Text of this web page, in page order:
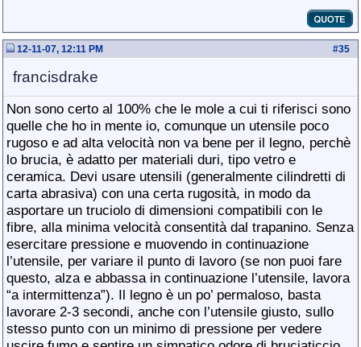
#35
12-11-07, 12:11 PM
francisdrake
Non sono certo al 100% che le mole a cui ti riferisci sono
quelle che ho in mente io, comunque un utensile poco
rugoso e ad alta velocità non va bene per il legno, perchè
lo brucia, è adatto per materiali duri, tipo vetro e
ceramica. Devi usare utensili (generalmente cilindretti di
carta abrasiva) con una certa rugosità, in modo da
asportare un truciolo di dimensioni compatibili con le
fibre, alla minima velocità consentità dal trapanino. Senza
esercitare pressione e muovendo in continuazione
l’utensile, per variare il punto di lavoro (se non puoi fare
questo, alza e abbassa in continuazione l’utensile, lavora
“a intermittenza”). Il legno è un po’ permaloso, basta
lavorare 2-3 secondi, anche con l’utensile giusto, sullo
stesso punto con un minimo di pressione per vedere